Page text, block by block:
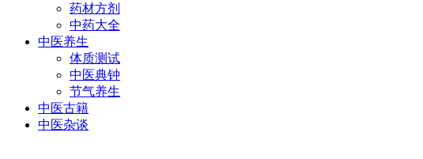
药材方剂
中药大全
中医养生
体质测试
中医典钟
节气养生
中医古籍
中医杂谈